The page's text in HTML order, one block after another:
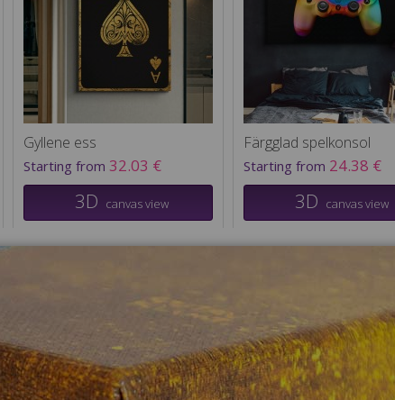
Gyllene ess
Starting from 32.03 €
3D canvas view
Färgglad spelkonsol
Starting from 24.38 €
3D canvas view